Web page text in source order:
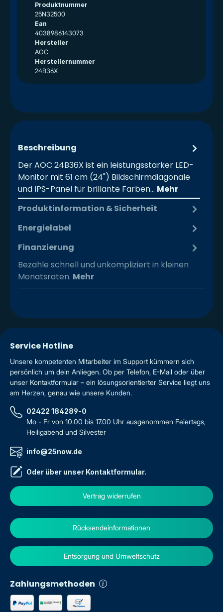
Produktnummer
25N32500
Ean
4038986143073
Hersteller
AOC
Herstellernummer
24B36X
Beschreibung
Der AOC 24B36X ist ein leistungsstarker LED-
Monitor mit 61 cm (24") Bildschirmdiagonale
und IPS-Panel für brillante Farben… Mehr
Produktinformation & Sicherheit
Energielabel
Finanzierung
Bezahle schnell und unkompliziert in kleinen
Monatsraten. Mehr
Service Hotline
Unsere kompetenten Mitarbeiter im Support kümmern sich
persönlich um dein Anliegen. Ob per Telefon, E-Mail oder über
unser Kontaktformular – ein lösungsorientierter Service liegt uns
am Herzen, genau wie unsere Kunden.
02422 184289-0
Mo - Fr von 10.00 bis 17.00 Uhr ausgenommen Feiertags,
Heiligabend und Silvester
info@25now.de
Oder über unser Kontaktformular.
Vertrag widerrufen
Zahlungsmethoden
Rücksendeinformationen
Entsorgung und Umweltschutz